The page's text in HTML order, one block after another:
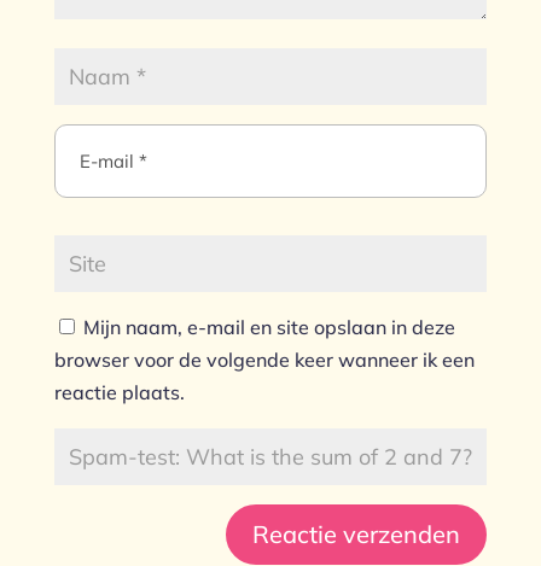
Mijn naam, e-mail en site opslaan in deze
browser voor de volgende keer wanneer ik een
reactie plaats.